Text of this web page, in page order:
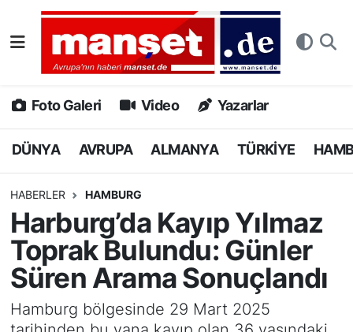
Foto Galeri Video Yazarlar
DÜNYA AVRUPA ALMANYA TÜRKİYE
HABERLER HAMBURG
Harburg’da Kayıp Yılmaz
Toprak Bulundu: Günler
Süren Arama Sonuçlandı
Hamburg bölgesinde 29 Mart 2025
DÜNYA
AVRUPA
ALMANYA
HAMBURG
SPOR
DEUTSCH
Nöbetçi Eczaneler
Hava Durumu
Namaz Vakitleri
Puan Durumu ve Fikstür
Tüm Manşetler
Son Dakika Haberleri